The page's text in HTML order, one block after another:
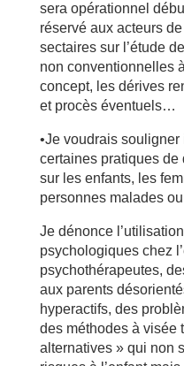
sera opérationnel
réservé aux acteurs
sectaires sur l’étude
non conventionnelles
concept, les dérives
et procès éventuels…
•Je voudrais
certaines pratiques de
sur les enfants, les
personnes malades
Je dénonce
psychologiques chez
psychothérapeutes,
aux parents
hyperactifs, des
des méthodes à visée
alternatives » qui non